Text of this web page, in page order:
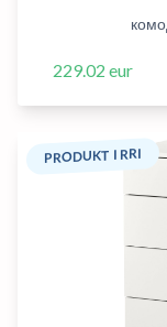
229.02 eur
PRODUKT I RRI